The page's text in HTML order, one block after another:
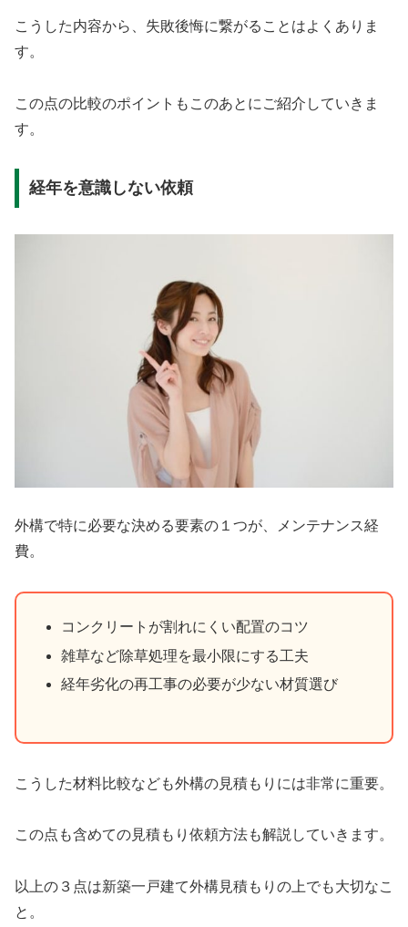
こうした内容から、失敗後悔に繋がることはよくありま
す。
この点の比較のポイントもこのあとにご紹介していきま
す。
経年を意識しない依頼
外構で特に必要な決める要素の１つが、メンテナンス経
費。
コンクリートが割れにくい配置のコツ
雑草など除草処理を最小限にする工夫
経年劣化の再工事の必要が少ない材質選び
こうした材料比較なども外構の見積もりには非常に重要。
この点も含めての見積もり依頼方法も解説していきます。
以上の３点は新築一戸建て外構見積もりの上でも大切なこ
と。